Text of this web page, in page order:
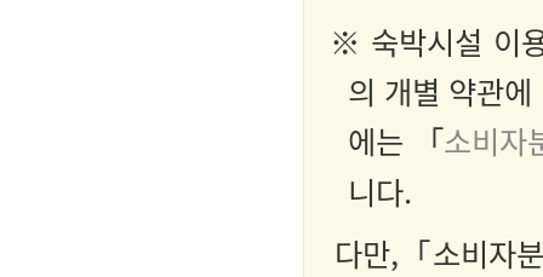
※ 숙박시설 이
의 개별 약관
에는 「소비자
니다.
다만,「소비자